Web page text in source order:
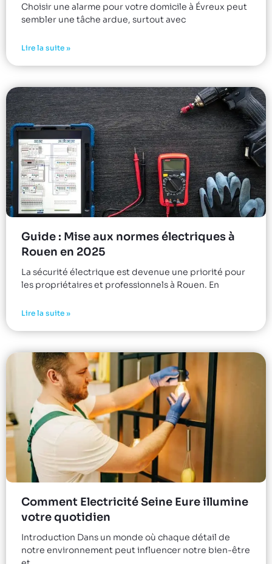
Choisir une alarme pour votre domicile à Évreux peut
sembler une tâche ardue, surtout avec
Lire la suite »
Guide : Mise aux normes électriques à
Rouen en 2025
La sécurité électrique est devenue une priorité pour
les propriétaires et professionnels à Rouen. En
Lire la suite »
Comment Electricité Seine Eure illumine
votre quotidien
Introduction Dans un monde où chaque détail de
notre environnement peut influencer notre bien-être